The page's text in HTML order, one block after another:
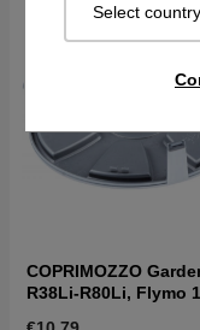
Select country
COPRIMOZZO
R38Li-R80Li, Flymo